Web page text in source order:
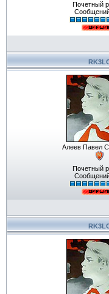
Почетный
Алеев Павел
Почетный